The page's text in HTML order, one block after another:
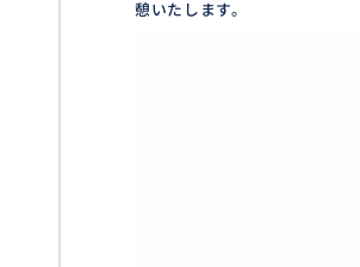
憩いたします。